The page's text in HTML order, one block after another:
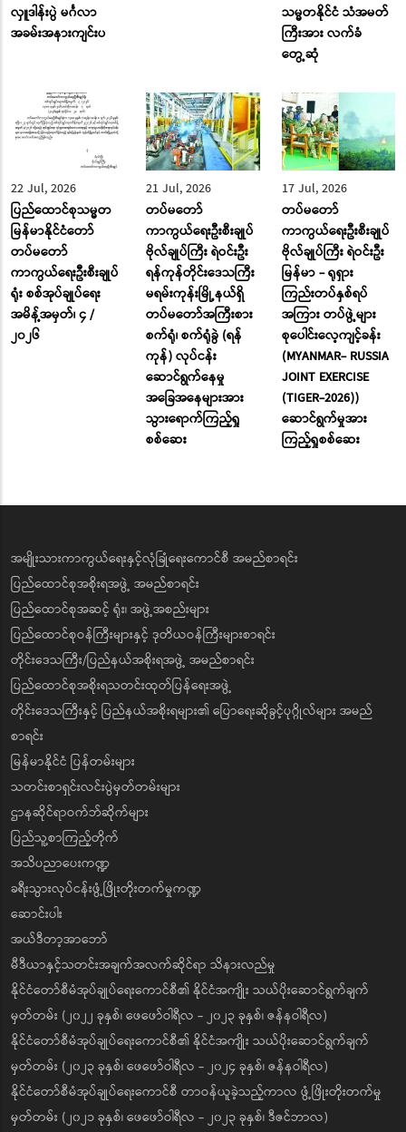
လှူဒါန်းပွဲ မင်္ဂလာ
အခမ်းအနားကျင်းပ
သမ္မတနိုင်ငံ သံအမတ်
ကြီးအား လက်ခံ
တွေ့ဆုံ
22 Jul, 2026
ပြည်ထောင်စုသမ္မတ
မြန်မာနိုင်ငံတော်
တပ်မတော်
ကာကွယ်ရေးဦးစီးချုပ်
ရုံး စစ်အုပ်ချုပ်ရေး
အမိန့်အမှတ်၊ ၄ /
၂၀၂၆
21 Jul, 2026
တပ်မတော်
ကာကွယ်ရေးဦးစီးချုပ်
ဗိုလ်ချုပ်ကြီး ရဲဝင်းဦး
ရန်ကုန်တိုင်းဒေသကြီး
မရမ်းကုန်းမြို့နယ်ရှိ
တပ်မတော်အကြီးစား
စက်ရုံ၊ စက်ရုံခွဲ (ရန်
ကုန်) လုပ်ငန်း
ဆောင်ရွက်နေမှု
အခြေအနေများအား
သွားရောက်ကြည့်ရှု
စစ်ဆေး
17 Jul, 2026
တပ်မတော်
ကာကွယ်ရေးဦးစီးချုပ်
ဗိုလ်ချုပ်ကြီး ရဲဝင်းဦး
မြန်မာ - ရုရှား
ကြည်းတပ်နှစ်ရပ်
အကြား တပ်ဖွဲ့များ
စုပေါင်းလေ့ကျင့်ခန်း
(MYANMAR- RUSSIA
JOINT EXERCISE
(TIGER-2026))
ဆောင်ရွက်မှုအား
ကြည့်ရှုစစ်ဆေး
အမျိုးသားကာကွယ်ရေးနှင့်လုံခြုံရေးကောင်စီ အမည်စာရင်း
ပြည်ထောင်စုအစိုးရအဖွဲ့ အမည်စာရင်း
ပြည်ထောင်စုအဆင့် ရုံး၊ အဖွဲ့အစည်းများ
ပြည်ထောင်စုဝန်ကြီးများနှင့် ဒုတိယဝန်ကြီးများစာရင်း
တိုင်းဒေသကြီး/ပြည်နယ်အစိုးရအဖွဲ့ အမည်စာရင်း
ပြည်ထောင်စုအစိုးရသတင်းထုတ်ပြန်ရေးအဖွဲ့
တိုင်းဒေသကြီးနှင့် ပြည်နယ်အစိုးရများ၏ ပြောရေးဆိုခွင့်ပုဂ္ဂိုလ်များ အမည်
စာရင်း
မြန်မာနိုင်ငံ ပြန်တမ်းများ
သတင်းစာရှင်းလင်းပွဲမှတ်တမ်းများ
ဌာနဆိုင်ရာဝက်ဘ်ဆိုက်များ
ပြည်သူ့စာကြည့်တိုက်
အသိပညာပေးကဏ္ဍ
ခရီးသွားလုပ်ငန်းဖွံ့ဖြိုးတိုးတက်မှုကဏ္ဍ
ဆောင်းပါး
အယ်ဒီတာ့အာဘော်
မီဒီယာနှင့်သတင်းအချက်အလက်ဆိုင်ရာ သိနားလည်မှု
နိုင်ငံတော်စီမံအုပ်ချုပ်ရေးကောင်စီ၏ နိုင်ငံအကျိုး သယ်ပိုးဆောင်ရွက်ချက်
မှတ်တမ်း (၂၀၂၂ ခုနှစ်၊ ဖေဖော်ဝါရီလ - ၂၀၂၃ ခုနှစ်၊ ဇန်နဝါရီလ)
နိုင်ငံတော်စီမံအုပ်ချုပ်ရေးကောင်စီ၏ နိုင်ငံအကျိုး သယ်ပိုးဆောင်ရွက်ချက်
မှတ်တမ်း (၂၀၂၃ ခုနှစ်၊ ဖေဖော်ဝါရီလ - ၂၀၂၄ ခုနှစ်၊ ဇန်နဝါရီလ)
နိုင်ငံတော်စီမံအုပ်ချုပ်ရေးကောင်စီ တာဝန်ယူခဲ့သည့်ကာလ ဖွံ့ဖြိုးတိုးတက်မှု
မှတ်တမ်း (၂၀၂၁ ခုနှစ်၊ ဖေဖော်ဝါရီလ - ၂၀၂၃ ခုနှစ်၊ ဒီဇင်ဘာလ)